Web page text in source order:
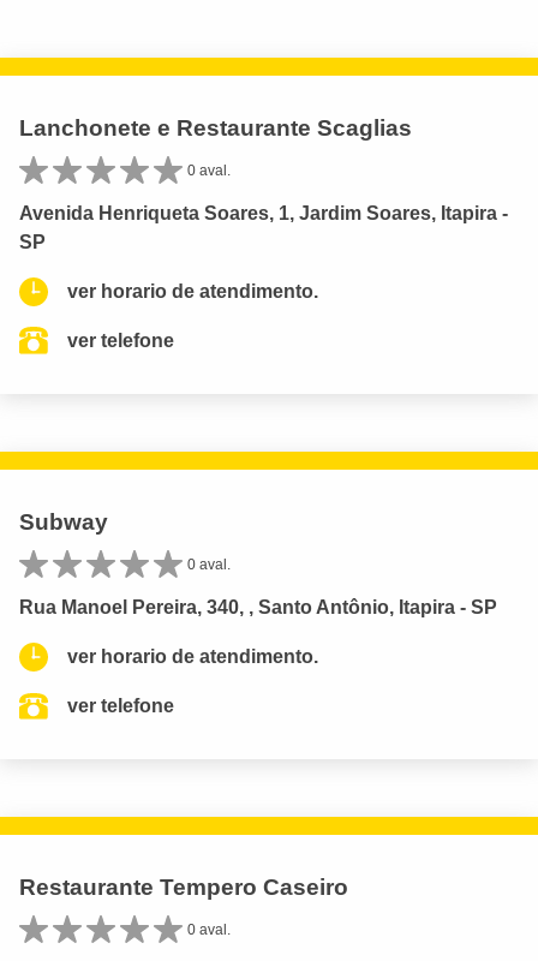
Lanchonete e Restaurante Scaglias
0 aval.
Avenida Henriqueta Soares, 1, Jardim Soares, Itapira -
SP
ver horario de atendimento.
ver telefone
Subway
0 aval.
Rua Manoel Pereira, 340, , Santo Antônio, Itapira - SP
ver horario de atendimento.
ver telefone
Restaurante Tempero Caseiro
0 aval.